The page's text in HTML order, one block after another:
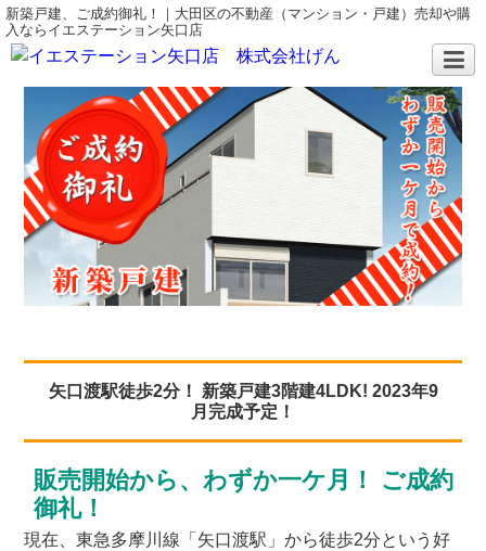
新築戸建、ご成約御礼！｜大田区の不動産（マンション・戸建）売却や購
入ならイエステーション矢口店
矢口渡駅徒歩2分！ 新築戸建3階建4LDK! 2023年9
月完成予定！
販売開始から、わずか一ケ月！ ご成約
御礼！
現在、東急多摩川線「⽮⼝渡駅」から徒歩2分という好